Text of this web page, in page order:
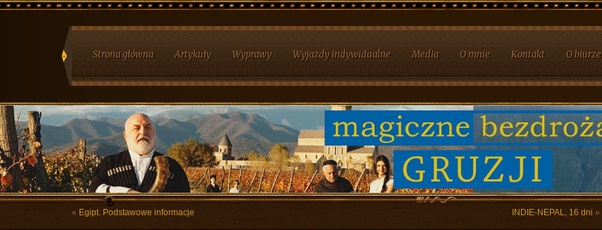
Strona główna Artykuły Wyprawy Wyjazdy indywidualne Media O mnie Kontakt O biurze
« Egipt. Podstawowe informacje INDIE-NEPAL, 16 dni »